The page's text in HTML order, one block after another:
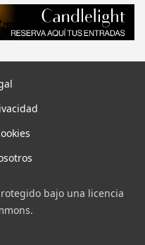
bajo una licencia